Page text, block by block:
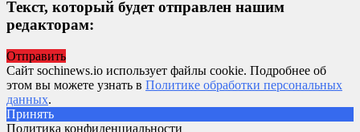
Текст, который будет отправлен нашим
редакторам:
Отправить
Сайт sochinews.io использует файлы cookie. Подробнее об
этом вы можете узнать в Политике обработки персональных
данных.
Принять
Политика конфиденциальности